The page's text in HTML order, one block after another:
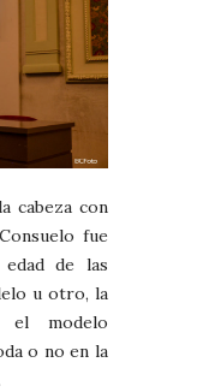
cabeza con
fue
de las
u otro, la
modelo
o no en la